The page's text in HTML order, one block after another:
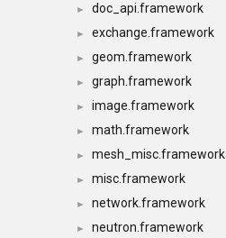
► doc_api.framework
► exchange.framework
► geom.framework
► graph.framework
► image.framework
► math.framework
► mesh_misc.framework
► misc.framework
► network.framework
► neutron.framework